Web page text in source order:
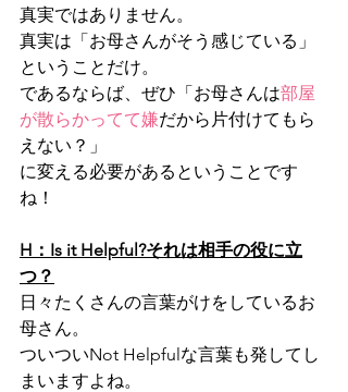
真実ではありません。
真実は「お母さんがそう感じている」
ということだけ。
であるならば、ぜひ「お母さんは部屋
が散らかってて嫌だから片付けてもら
えない？」
に変える必要があるということです
ね！
H：Is it Helpful?それは相手の役に立
つ？
日々たくさんの言葉がけをしているお
母さん。
ついついNot Helpfulな言葉も発してし
まいますよね。